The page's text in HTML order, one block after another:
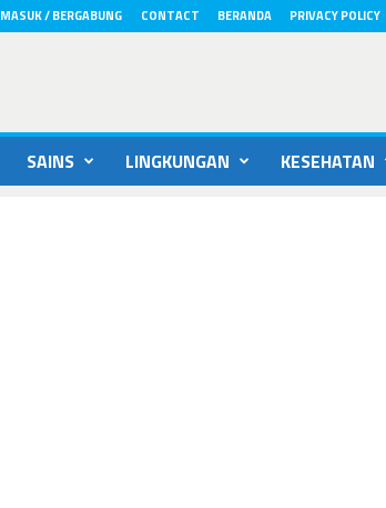
MASUK / BERGABUNG CONTACT BERANDA PRIVACY POLICY
SAINS LINGKUNGAN KESEHATAN